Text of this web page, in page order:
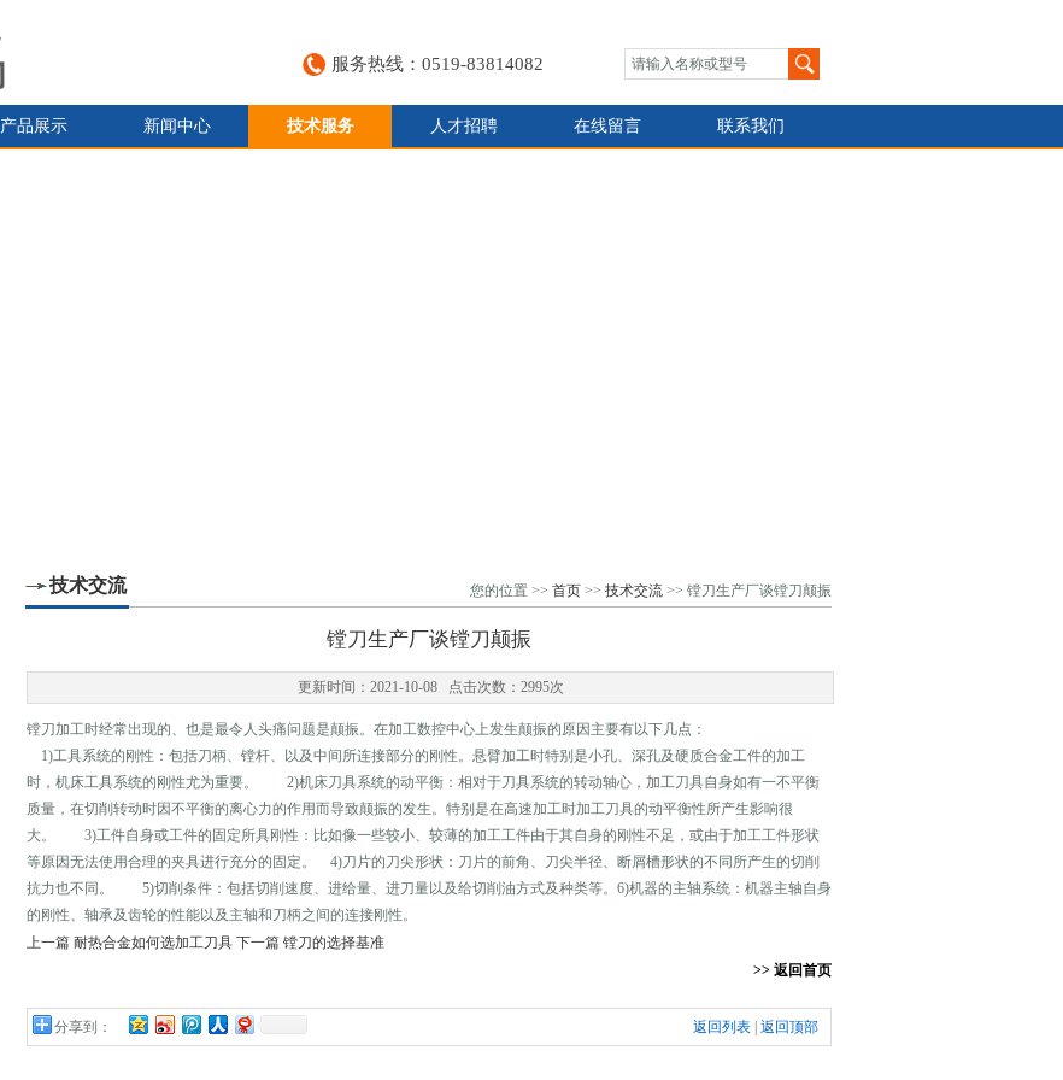
服务热线：0519-83814082
产品展示 新闻中心 技术服务 人才招聘 在线留言 联系我们
技术交流 您的位置 >> 首页 >> 技术交流 >> 镗刀生产厂谈镗刀颠振
镗刀生产厂谈镗刀颠振
更新时间：2021-10-08 点击次数：2995次
镗刀加工时经常出现的、也是最令人头痛问题是颠振。在加工数控中心上发生颠振的原因主要有以下几点：
1)工具系统的刚性：包括刀柄、镗杆、以及中间所连接部分的刚性。悬臂加工时特别是小孔、深孔及硬质合金工件的加工
时，机床工具系统的刚性尤为重要。 2)机床刀具系统的动平衡：相对于刀具系统的转动轴心，加工刀具自身如有一不平衡
质量，在切削转动时因不平衡的离心力的作用而导致颠振的发生。特别是在高速加工时加工刀具的动平衡性所产生影响很
大。 3)工件自身或工件的固定所具刚性：比如像一些较小、较薄的加工工件由于其自身的刚性不足，或由于加工工件形状
等原因无法使用合理的夹具进行充分的固定。 4)刀片的刀尖形状：刀片的前角、刀尖半径、断屑槽形状的不同所产生的切削
抗力也不同。 5)切削条件：包括切削速度、进给量、进刀量以及给切削油方式及种类等。6)机器的主轴系统：机器主轴自身
的刚性、轴承及齿轮的性能以及主轴和刀柄之间的连接刚性。
上一篇 耐热合金如何选加工刀具 下一篇 镗刀的选择基准
>> 返回首页
分享到： 返回列表 返回顶部